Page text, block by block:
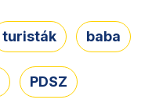
turisták baba
PDSZ